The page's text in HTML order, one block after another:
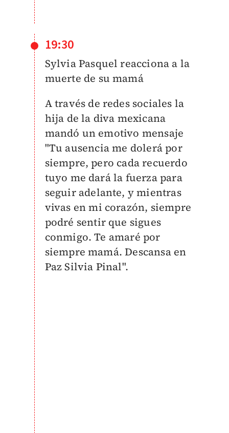
19:30
Sylvia Pasquel reacciona a la
muerte de su mamá
A través de redes sociales la
hija de la diva mexicana
mandó un emotivo mensaje
"Tu ausencia me dolerá por
siempre, pero cada recuerdo
tuyo me dará la fuerza para
seguir adelante, y mientras
vivas en mi corazón, siempre
podré sentir que sigues
conmigo. Te amaré por
siempre mamá. Descansa en
Paz Silvia Pinal".